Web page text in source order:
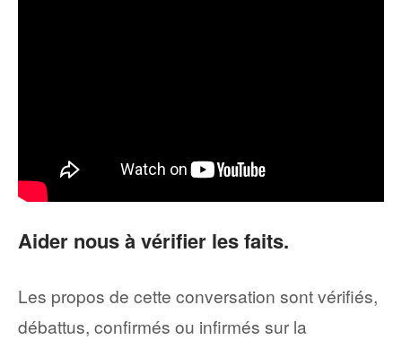
Aider nous à vérifier les faits.
Les propos de cette conversation sont vérifiés,
débattus, confirmés ou infirmés sur la